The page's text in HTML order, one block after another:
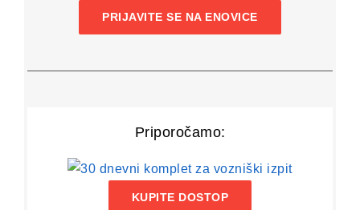
PRIJAVITE SE NA ENOVICE
Priporočamo:
KUPITE DOSTOP